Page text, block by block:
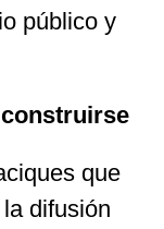
público y
que
difusión